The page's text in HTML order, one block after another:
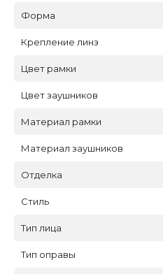
Форма
Крепление линз
Цвет рамки
Цвет заушников
Материал рамки
Материал заушников
Отделка
Стиль
Тип лица
Тип оправы